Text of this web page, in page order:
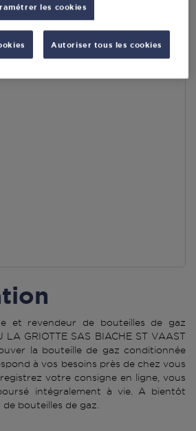
Accès
et revendeur de bouteilles de gaz
LA GRIOTTE SAS BIACHE ST VAAST
la bouteille de gaz conditionnée
à vos besoins près de chez vous
votre consigne en ligne, vous
intégralement à vie. A bientôt
bouteilles de gaz.
les cookies
Autoriser tous les cookies